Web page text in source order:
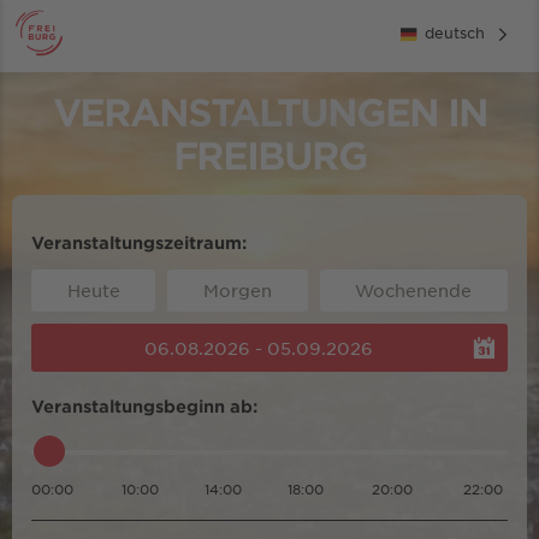
deutsch
VERANSTALTUNGEN IN
FREIBURG
Veranstaltungszeitraum:
Heute Morgen Wochenende
06.08.2026 - 05.09.2026
Veranstaltungsbeginn ab:
00:00 10:00 14:00 18:00 20:00 22:00